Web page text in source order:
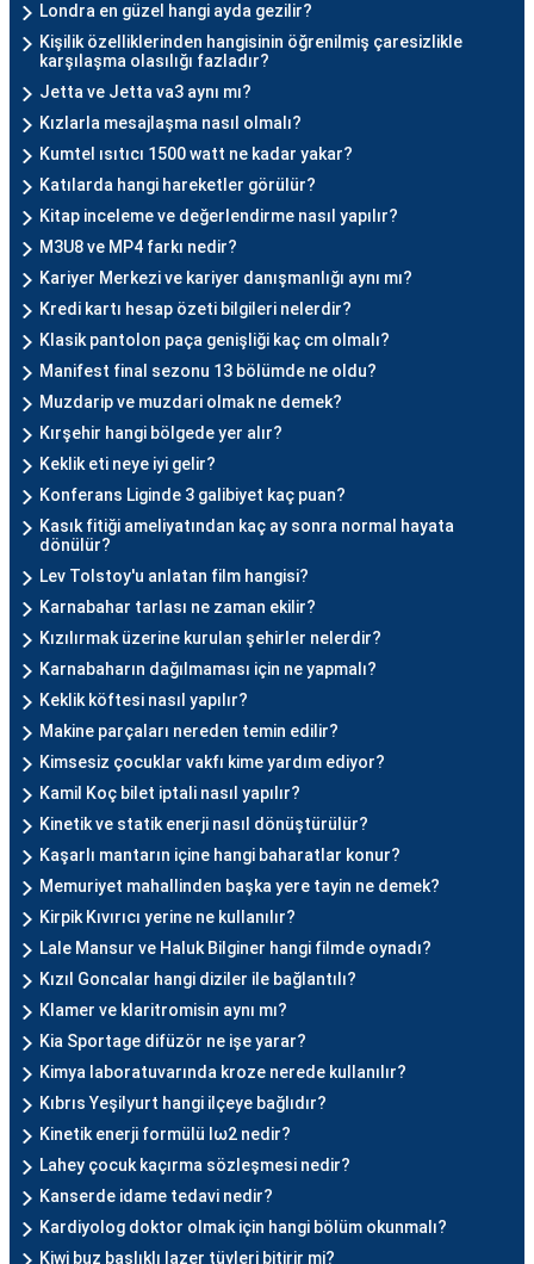
Londra en güzel hangi ayda gezilir?
Kişilik özelliklerinden hangisinin öğrenilmiş çaresizlikle
karşılaşma olasılığı fazladır?
Jetta ve Jetta va3 aynı mı?
Kızlarla mesajlaşma nasıl olmalı?
Kumtel ısıtıcı 1500 watt ne kadar yakar?
Katılarda hangi hareketler görülür?
Kitap inceleme ve değerlendirme nasıl yapılır?
M3U8 ve MP4 farkı nedir?
Kariyer Merkezi ve kariyer danışmanlığı aynı mı?
Kredi kartı hesap özeti bilgileri nelerdir?
Klasik pantolon paça genişliği kaç cm olmalı?
Manifest final sezonu 13 bölümde ne oldu?
Muzdarip ve muzdari olmak ne demek?
Kırşehir hangi bölgede yer alır?
Keklik eti neye iyi gelir?
Konferans Liginde 3 galibiyet kaç puan?
Kasık fitiği ameliyatından kaç ay sonra normal hayata
dönülür?
Lev Tolstoy'u anlatan film hangisi?
Karnabahar tarlası ne zaman ekilir?
Kızılırmak üzerine kurulan şehirler nelerdir?
Karnabaharın dağılmaması için ne yapmalı?
Keklik köftesi nasıl yapılır?
Makine parçaları nereden temin edilir?
Kimsesiz çocuklar vakfı kime yardım ediyor?
Kamil Koç bilet iptali nasıl yapılır?
Kinetik ve statik enerji nasıl dönüştürülür?
Kaşarlı mantarın içine hangi baharatlar konur?
Memuriyet mahallinden başka yere tayin ne demek?
Kirpik Kıvırıcı yerine ne kullanılır?
Lale Mansur ve Haluk Bilginer hangi filmde oynadı?
Kızıl Goncalar hangi diziler ile bağlantılı?
Klamer ve klaritromisin aynı mı?
Kia Sportage difüzör ne işe yarar?
Kimya laboratuvarında kroze nerede kullanılır?
Kıbrıs Yeşilyurt hangi ilçeye bağlıdır?
Kinetik enerji formülü Iω2 nedir?
Lahey çocuk kaçırma sözleşmesi nedir?
Kanserde idame tedavi nedir?
Kardiyolog doktor olmak için hangi bölüm okunmalı?
Kiwi buz başlıklı lazer tüyleri bitirir mi?